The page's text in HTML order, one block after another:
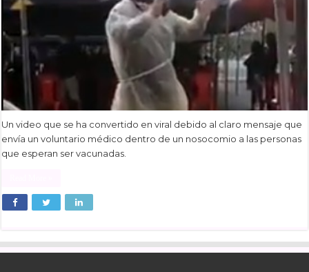
Un video que se ha convertido en viral debido al claro mensaje que
envía un voluntario médico dentro de un nosocomio a las personas
que esperan ser vacunadas.